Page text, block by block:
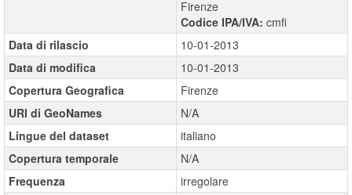
Firenze
Codice IPA/IVA: cmfi
Data di rilascio
10-01-2013
Data di modifica
10-01-2013
Copertura Geografica
Firenze
URI di GeoNames
N/A
Lingue del dataset
italiano
Copertura temporale
N/A
Frequenza
irregolare